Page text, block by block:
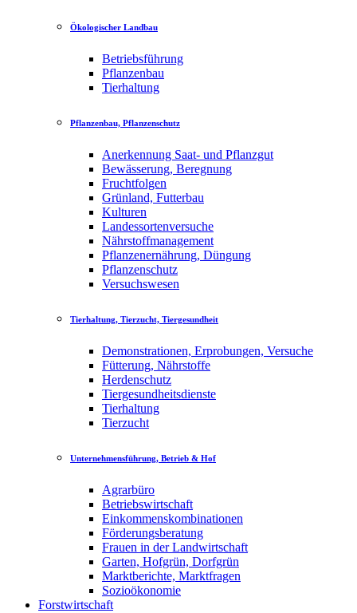
Ökologischer Landbau
Betriebsführung
Pflanzenbau
Tierhaltung
Pflanzenbau, Pflanzenschutz
Anerkennung Saat- und Pflanzgut
Bewässerung, Beregnung
Fruchtfolgen
Grünland, Futterbau
Kulturen
Landessortenversuche
Nährstoffmanagement
Pflanzenernährung, Düngung
Pflanzenschutz
Versuchswesen
Tierhaltung, Tierzucht, Tiergesundheit
Demonstrationen, Erprobungen, Versuche
Fütterung, Nährstoffe
Herdenschutz
Tiergesundheitsdienste
Tierhaltung
Tierzucht
Unternehmensführung, Betrieb & Hof
Agrarbüro
Betriebswirtschaft
Einkommenskombinationen
Förderungsberatung
Frauen in der Landwirtschaft
Garten, Hofgrün, Dorfgrün
Marktberichte, Marktfragen
Sozioökonomie
Forstwirtschaft